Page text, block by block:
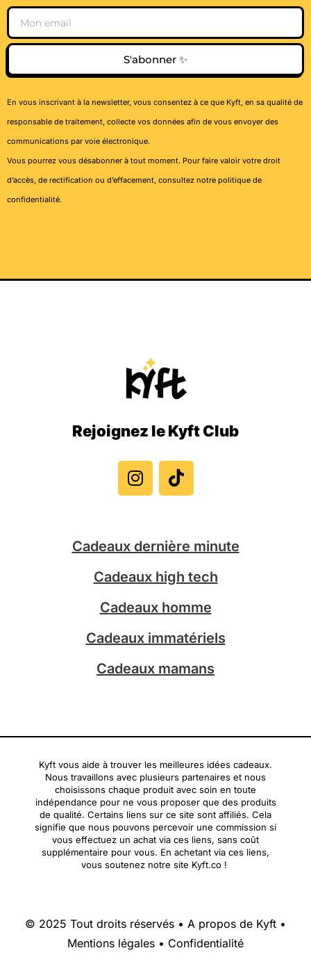
Email
S'abonner ✨
En vous inscrivant à la newsletter, vous consentez à ce que Kyft, en sa qualité de
responsable de traitement, collecte vos données afin de vous envoyer des
communications par voie électronique.
Vous pourrez vous désabonner à tout moment. Pour faire valoir votre droit
d’accès, de rectification ou d’effacement, consultez notre politique de
confidentialité.
Rejoignez le Kyft Club
n
s
t
r
a
m
i
k
t
Cadeaux dernière minute
Cadeaux high tech
Cadeaux homme
Cadeaux immatériels
Cadeaux mamans
Kyft vous aide à trouver les meilleures idées cadeaux.
Nous travaillons avec plusieurs partenaires et nous
choisissons chaque produit avec soin en toute
indépendance pour ne vous proposer que des produits
de qualité. Certains liens sur ce site sont affiliés. Cela
signifie que nous pouvons percevoir une commission si
vous effectuez un achat via ces liens, sans coût
supplémentaire pour vous. En achetant via ces liens,
vous soutenez notre site Kyft.co !
© 2025 Tout droits réservés • A propos de Kyft •
Mentions légales • Confidentialité